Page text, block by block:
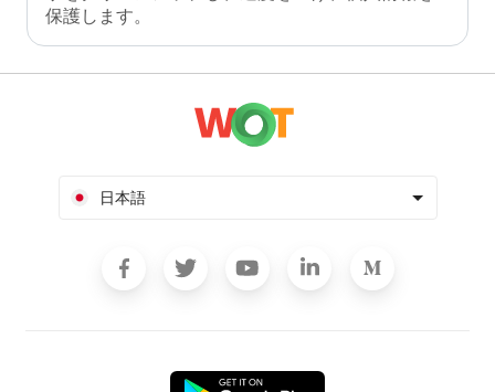
保護します。
日本語